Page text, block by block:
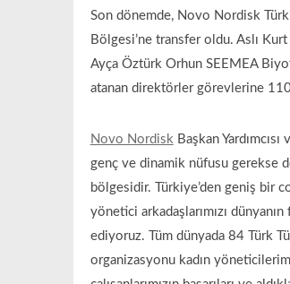
Son dönemde, Novo Nordisk
Bölgesi’ne transfer oldu. Aslı
Ayça Öztürk Orhun SEEMEA
atanan direktörler görevlerine
Novo NordiskBaşkan
genç ve dinamik nüfusu gerekse
bölgesidir. Türkiye’den geniş bir
yönetici arkadaşlarımızı
ediyoruz. Tüm dünyada 84 Türk
organizasyonu kadın